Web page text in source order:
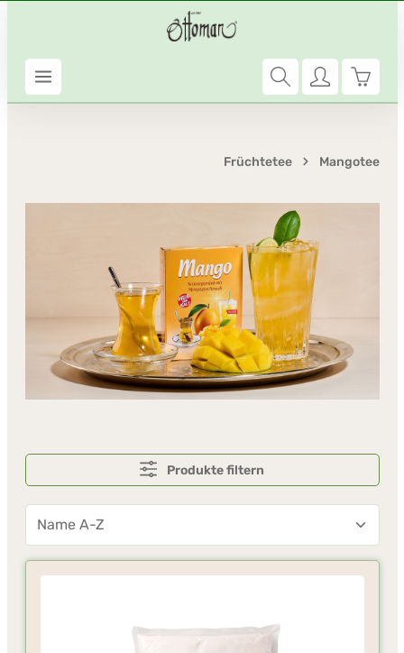
Zum Hauptinhalt springen
Früchtetee Mangotee
Produkte filtern